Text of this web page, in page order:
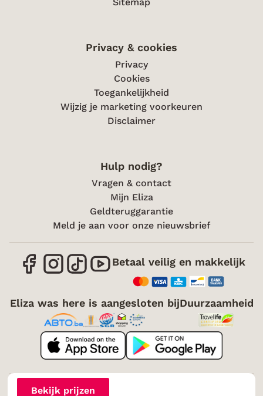
Bekijk prijzen
Privacy & cookies
Privacy
Cookies
Toegankelijkheid
Wijzig je marketing voorkeuren
Disclaimer
Hulp nodig?
Vragen & contact
Mijn Eliza
Geldteruggarantie
Meld je aan voor onze nieuwsbrief
Betaal veilig en makkelijk
Eliza was here is aangesloten bijDuurzaamheid
Over mijVacatures